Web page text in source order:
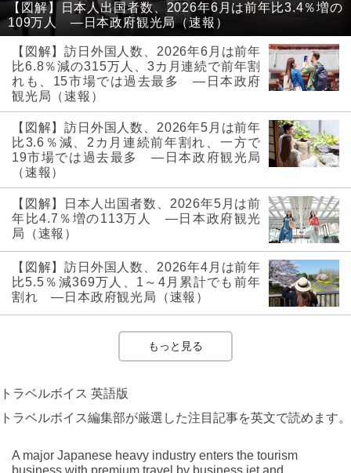
【図解】日本人出国者数、2026年6月は前年比3.4％増の
109万人 ―日本政府観光局（速報）
【図解】訪日外国人数、2026年6月は前年
比6.8％減の315万人、3カ月連続で前年割
れも、15市場では過去最多 ―日本政府
観光局（速報）
【図解】訪日外国人数、2026年5月は前年
比3.6％減、2カ月連続前年割れ、一方で
19市場では過去最多 ―日本政府観光局
（速報）
【図解】日本人出国者数、2026年5月は前
年比4.7％増の113万人 ―日本政府観光
局（速報）
【図解】訪日外国人数、2026年4月は前年
比5.5％減369万人、1～4月累計でも前年
割れ ―日本政府観光局（速報）
もっと見る
トラベルボイス 英語版
トラベルボイス編集部が厳選した注目記事を英文で読めます。
A major Japanese heavy industry enters the tourism